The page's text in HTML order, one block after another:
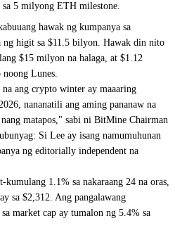
sa 5 milyong ETH milestone.
hawak ng kumpanya sa
ng higit sa $11.5 bilyon. Hawak din nito
$15 milyon na halaga, at $1.12
noong Lunes.
ang crypto winter ay maaaring
nananatili ang aming pananaw na
matapos," sabi ni BitMine Chairman
Si Lee ay isang namumuhunan
ng editorially independent na
1.1% sa nakaraang 24 na oras,
sa $2,312. Ang pangalawang
market cap ay tumalon ng 5.4% sa